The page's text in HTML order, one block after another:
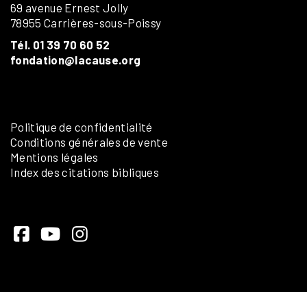
69 avenue Ernest Jolly
78955 Carrières-sous-Poissy
Tél. 01 39 70 60 52
fondation@lacause.org
Politique de confidentialité
Conditions générales de vente
Mentions légales
Index des citations bibliques